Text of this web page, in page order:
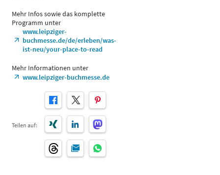
Mehr Infos sowie das komplette
Programm unter
www.leipziger-
buchmesse.de/de/erleben/was-
ist-neu/your-place-to-read
Mehr Informationen unter
www.leipziger-buchmesse.de
Teilen auf: